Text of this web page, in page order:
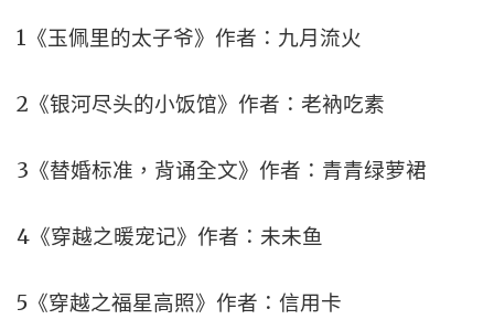
1《玉佩里的太子爷》作者：九月流火
2《银河尽头的小饭馆》作者：老衲吃素
3《替婚标准，背诵全文》作者：青青绿萝裙
4《穿越之暖宠记》作者：未未鱼
5《穿越之福星高照》作者：信用卡